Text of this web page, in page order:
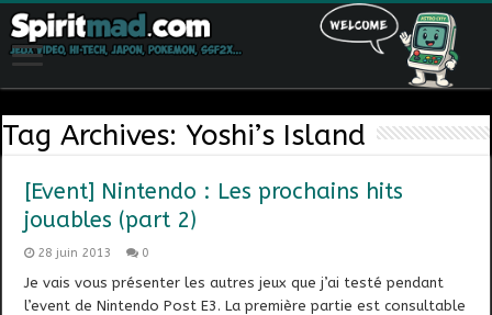
Tag Archives:Yoshi’s Island
[Event] Nintendo : Les prochains hits
jouables (part 2)
28 juin 2013 0
Je vais vous présenter les autres jeux que j’ai testé pendant
l’event de Nintendo Post E3. La première partie est consultable